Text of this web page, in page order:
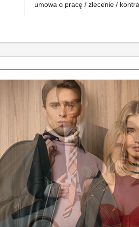
umowa o pracę / zlecenie /